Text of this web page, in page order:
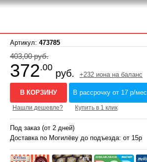
Артикул:473785
403,00 руб.
372.00
руб. +232 иона на баланс
В КОРЗИНУ В рассрочку от 17 р/мес
Нашли дешевле? Купить в 1 клик
Под заказ (от 2 дней)
Доставка по Могилёву до подъезда: от 15р